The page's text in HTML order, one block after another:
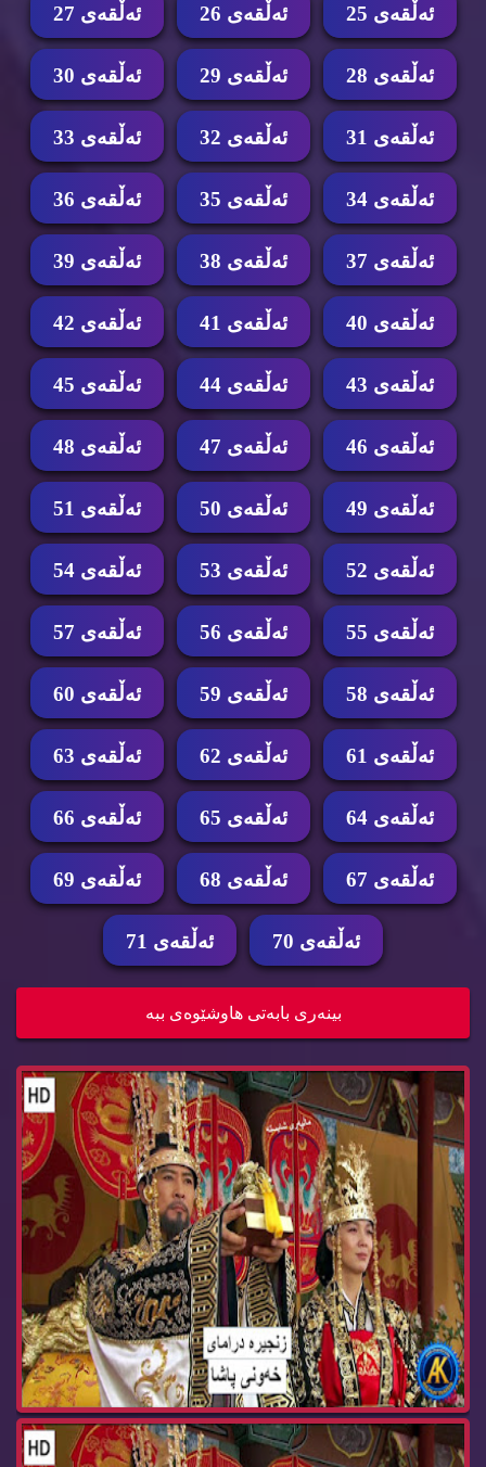
ئه‌ڵقه‌ی 25 ئه‌ڵقه‌ی 26 ئه‌ڵقه‌ی 27
ئه‌ڵقه‌ی 28 ئه‌ڵقه‌ی 29 ئه‌ڵقه‌ی 30
ئه‌ڵقه‌ی 31 ئه‌ڵقه‌ی 32 ئه‌ڵقه‌ی 33
ئه‌ڵقه‌ی 34 ئه‌ڵقه‌ی 35 ئه‌ڵقه‌ی 36
ئه‌ڵقه‌ی 37 ئه‌ڵقه‌ی 38 ئه‌ڵقه‌ی 39
ئه‌ڵقه‌ی 40 ئه‌ڵقه‌ی 41 ئه‌ڵقه‌ی 42
ئه‌ڵقه‌ی 43 ئه‌ڵقه‌ی 44 ئه‌ڵقه‌ی 45
ئه‌ڵقه‌ی 46 ئه‌ڵقه‌ی 47 ئه‌ڵقه‌ی 48
ئه‌ڵقه‌ی 49 ئه‌ڵقه‌ی 50 ئه‌ڵقه‌ی 51
ئه‌ڵقه‌ی 52 ئه‌ڵقه‌ی 53 ئه‌ڵقه‌ی 54
ئه‌ڵقه‌ی 55 ئه‌ڵقه‌ی 56 ئه‌ڵقه‌ی 57
ئه‌ڵقه‌ی 58 ئه‌ڵقه‌ی 59 ئه‌ڵقه‌ی 60
ئه‌ڵقه‌ی 61 ئه‌ڵقه‌ی 62 ئه‌ڵقه‌ی 63
ئه‌ڵقه‌ی 64 ئه‌ڵقه‌ی 65 ئه‌ڵقه‌ی 66
ئه‌ڵقه‌ی 67 ئه‌ڵقه‌ی 68 ئه‌ڵقه‌ی 69
ئه‌ڵقه‌ی 70 ئه‌ڵقه‌ی 71
بینه‌ری بابه‌تی هاوشێوه‌ی ببه‌
زنجیره‌ درامای خه‌ونی پاشا ئه‌ڵقه‌ی 67 dramay x...
زنجیره‌ درامای خه‌ونی پاشا ئه‌ڵقه‌ی 66 dramay x...